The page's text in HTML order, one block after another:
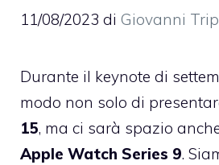
11/08/2023 di Giovanni
Durante il keynote di
modo non solo di
15, ma ci sarà spazio
Apple Watch Series 9.